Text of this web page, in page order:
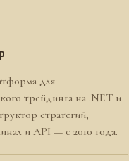
для
трейдинга на .NET и
стратегий,
и API — с 2010 года.